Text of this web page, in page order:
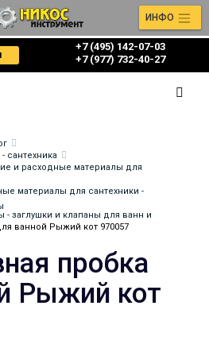
+7 (495) 142-07-03
‎‎+7 (977) 732-40-27
ИНФО
сантехника
и расходные материалы для
материалы для сантехники -
заглушки и клапаны для ванн и
ванной Рыжий кот 970057
пробка
Рыжий кот